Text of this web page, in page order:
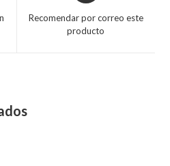
new
Recomendar por correo este
producto